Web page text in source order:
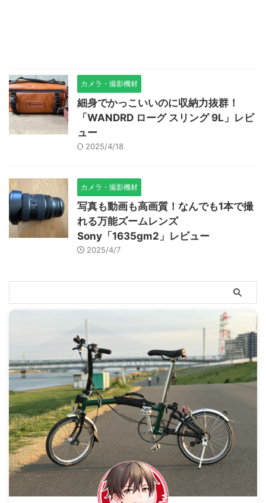
カメラ・撮影機材
細身でかっこいいのに収納力抜群！
「WANDRD ローグ スリング 9L」レビ
ュー
2025/4/18
カメラ・撮影機材
写真も動画も高画質！なんでも1本で撮
れる万能ズームレンズ
Sony「1635gm2」レビュー
2025/4/7